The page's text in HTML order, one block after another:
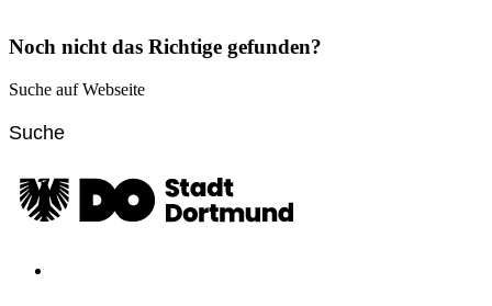
Noch nicht das Richtige gefunden?
Suche auf Webseite